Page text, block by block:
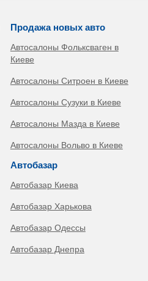
Продажа новых авто
Автосалоны Фольксваген в
Киеве
Автосалоны Ситроен в Киеве
Автосалоны Сузуки в Киеве
Автосалоны Мазда в Киеве
Автосалоны Вольво в Киеве
Автобазар
Автобазар Киева
Автобазар Харькова
Автобазар Одессы
Автобазар Днепра